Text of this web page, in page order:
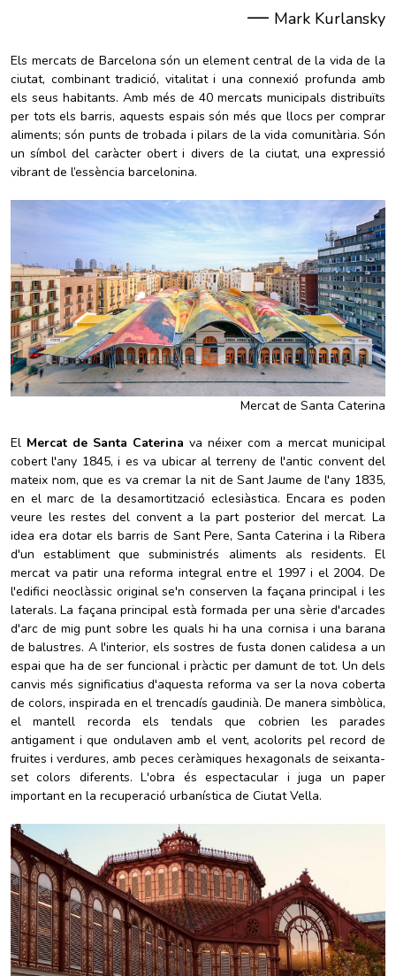
— Mark Kurlansky
Els mercats de Barcelona són un element central de la vida de la
ciutat, combinant tradició, vitalitat i una connexió profunda amb
els seus habitants. Amb més de 40 mercats municipals distribuïts
per tots els barris, aquests espais són més que llocs per comprar
aliments; són punts de trobada i pilars de la vida comunitària. Són
un símbol del caràcter obert i divers de la ciutat, una expressió
vibrant de l’essència barcelonina.
Mercat de Santa Caterina
El Mercat de Santa Caterina va néixer com a mercat municipal
cobert l'any 1845, i es va ubicar al terreny de l'antic convent del
mateix nom, que es va cremar la nit de Sant Jaume de l'any 1835,
en el marc de la desamortització eclesiàstica. Encara es poden
veure les restes del convent a la part posterior del mercat. La
idea era dotar els barris de Sant Pere, Santa Caterina i la Ribera
d'un establiment que subministrés aliments als residents. El
mercat va patir una reforma integral entre el 1997 i el 2004. De
l'edifici neoclàssic original se'n conserven la façana principal i les
laterals. La façana principal està formada per una sèrie d'arcades
d'arc de mig punt sobre les quals hi ha una cornisa i una barana
de balustres. A l'interior, els sostres de fusta donen calidesa a un
espai que ha de ser funcional i pràctic per damunt de tot. Un dels
canvis més significatius d'aquesta reforma va ser la nova coberta
de colors, inspirada en el trencadís gaudinià. De manera simbòlica,
el mantell recorda els tendals que cobrien les parades
antigament i que ondulaven amb el vent, acolorits pel record de
fruites i verdures, amb peces ceràmiques hexagonals de seixanta-
set colors diferents. L'obra és espectacular i juga un paper
important en la recuperació urbanística de Ciutat Vella.